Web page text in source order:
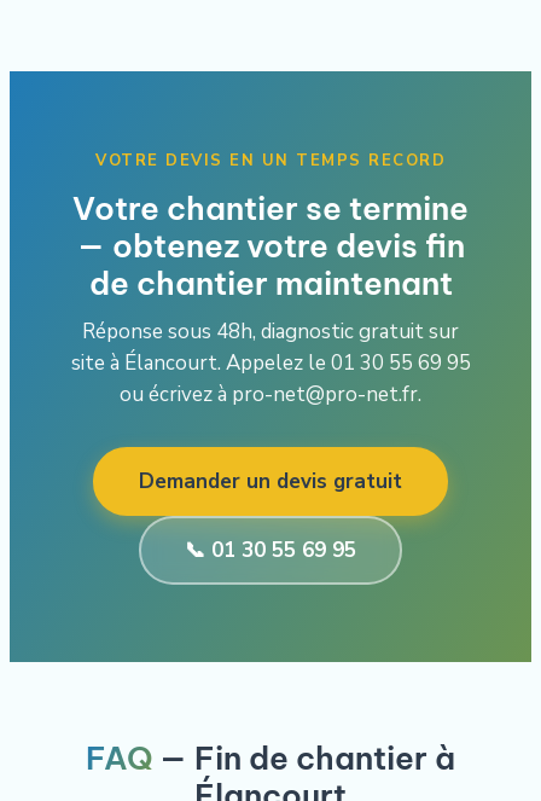
VOTRE DEVIS EN UN TEMPS RECORD
Votre chantier se termine
— obtenez votre devis fin
de chantier maintenant
Réponse sous 48h, diagnostic gratuit sur
site à Élancourt. Appelez le 01 30 55 69 95
ou écrivez à pro-net@pro-net.fr.
Demander un devis gratuit
📞 01 30 55 69 95
FAQ — Fin de chantier à